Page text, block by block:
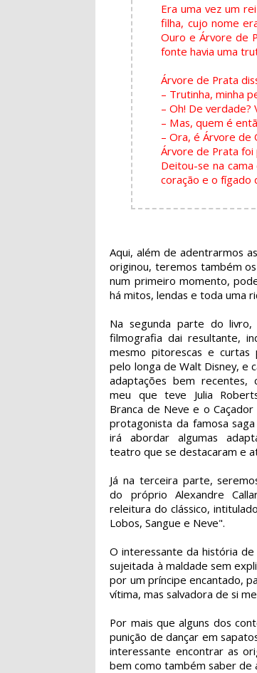
Era uma vez um
filha, cujo nome
Ouro e Árvore de
fonte havia uma
Árvore de Prata
– Trutinha, minha
– Oh! De verdade?
– Mas, quem é
– Ora, é Árvore de
Árvore de Prata foi
Deitou-se na
coração e o fígado
Aqui, além de adentrarmos
originou, teremos também
num primeiro momento,
há mitos, lendas e toda uma
Na segunda parte do livro,
filmografia dai resultante,
mesmo pitorescas e curtas
pelo longa de Walt Disney, e
adaptações bem recentes,
meu que teve Julia
Branca de Neve e o
protagonista da famosa
irá abordar algumas
teatro que se destacaram e
Já na terceira parte,
do próprio Alexandre
releitura do clássico,
Lobos, Sangue e Neve".
O interessante da história de
sujeitada à maldade sem
por um príncipe encantado,
vítima, mas salvadora de si
Por mais que alguns dos
punição de dançar em
interessante encontrar as
bem como também saber de